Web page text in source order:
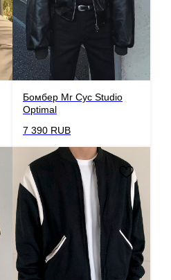
Бомбер Mr Cyc Studio
Optimal
7 390 RUB